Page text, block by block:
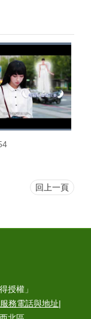
回上一頁
授權」
服務電話與地址|